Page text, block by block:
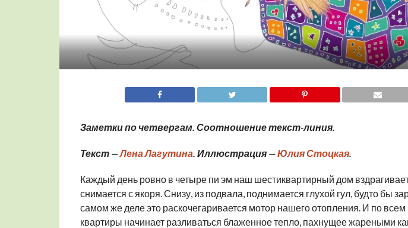
Заметки по четвергам. Соотношение текст-линия.
Текст —Лена Лагутина. Иллюстрация —Юлия Стоцкая.
Каждый день ровно в четыре пи эм наш шестиквартирный дом
снимается с якоря. Снизу, из подвала, поднимается глухой гул, будто бы
самом же деле это раскочегаривается мотор нашего отопления. И по
квартиры начинает разливаться блаженное тепло, пахнущее жареными